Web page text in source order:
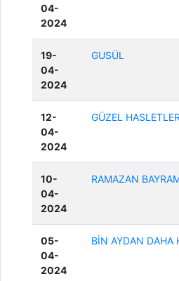
04-
2024
19-
04-
2024
GUSÜL
12-
04-
2024
GÜZEL
10-
04-
2024
RAMAZAN
05-
04-
2024
BİN AYDAN DAHA